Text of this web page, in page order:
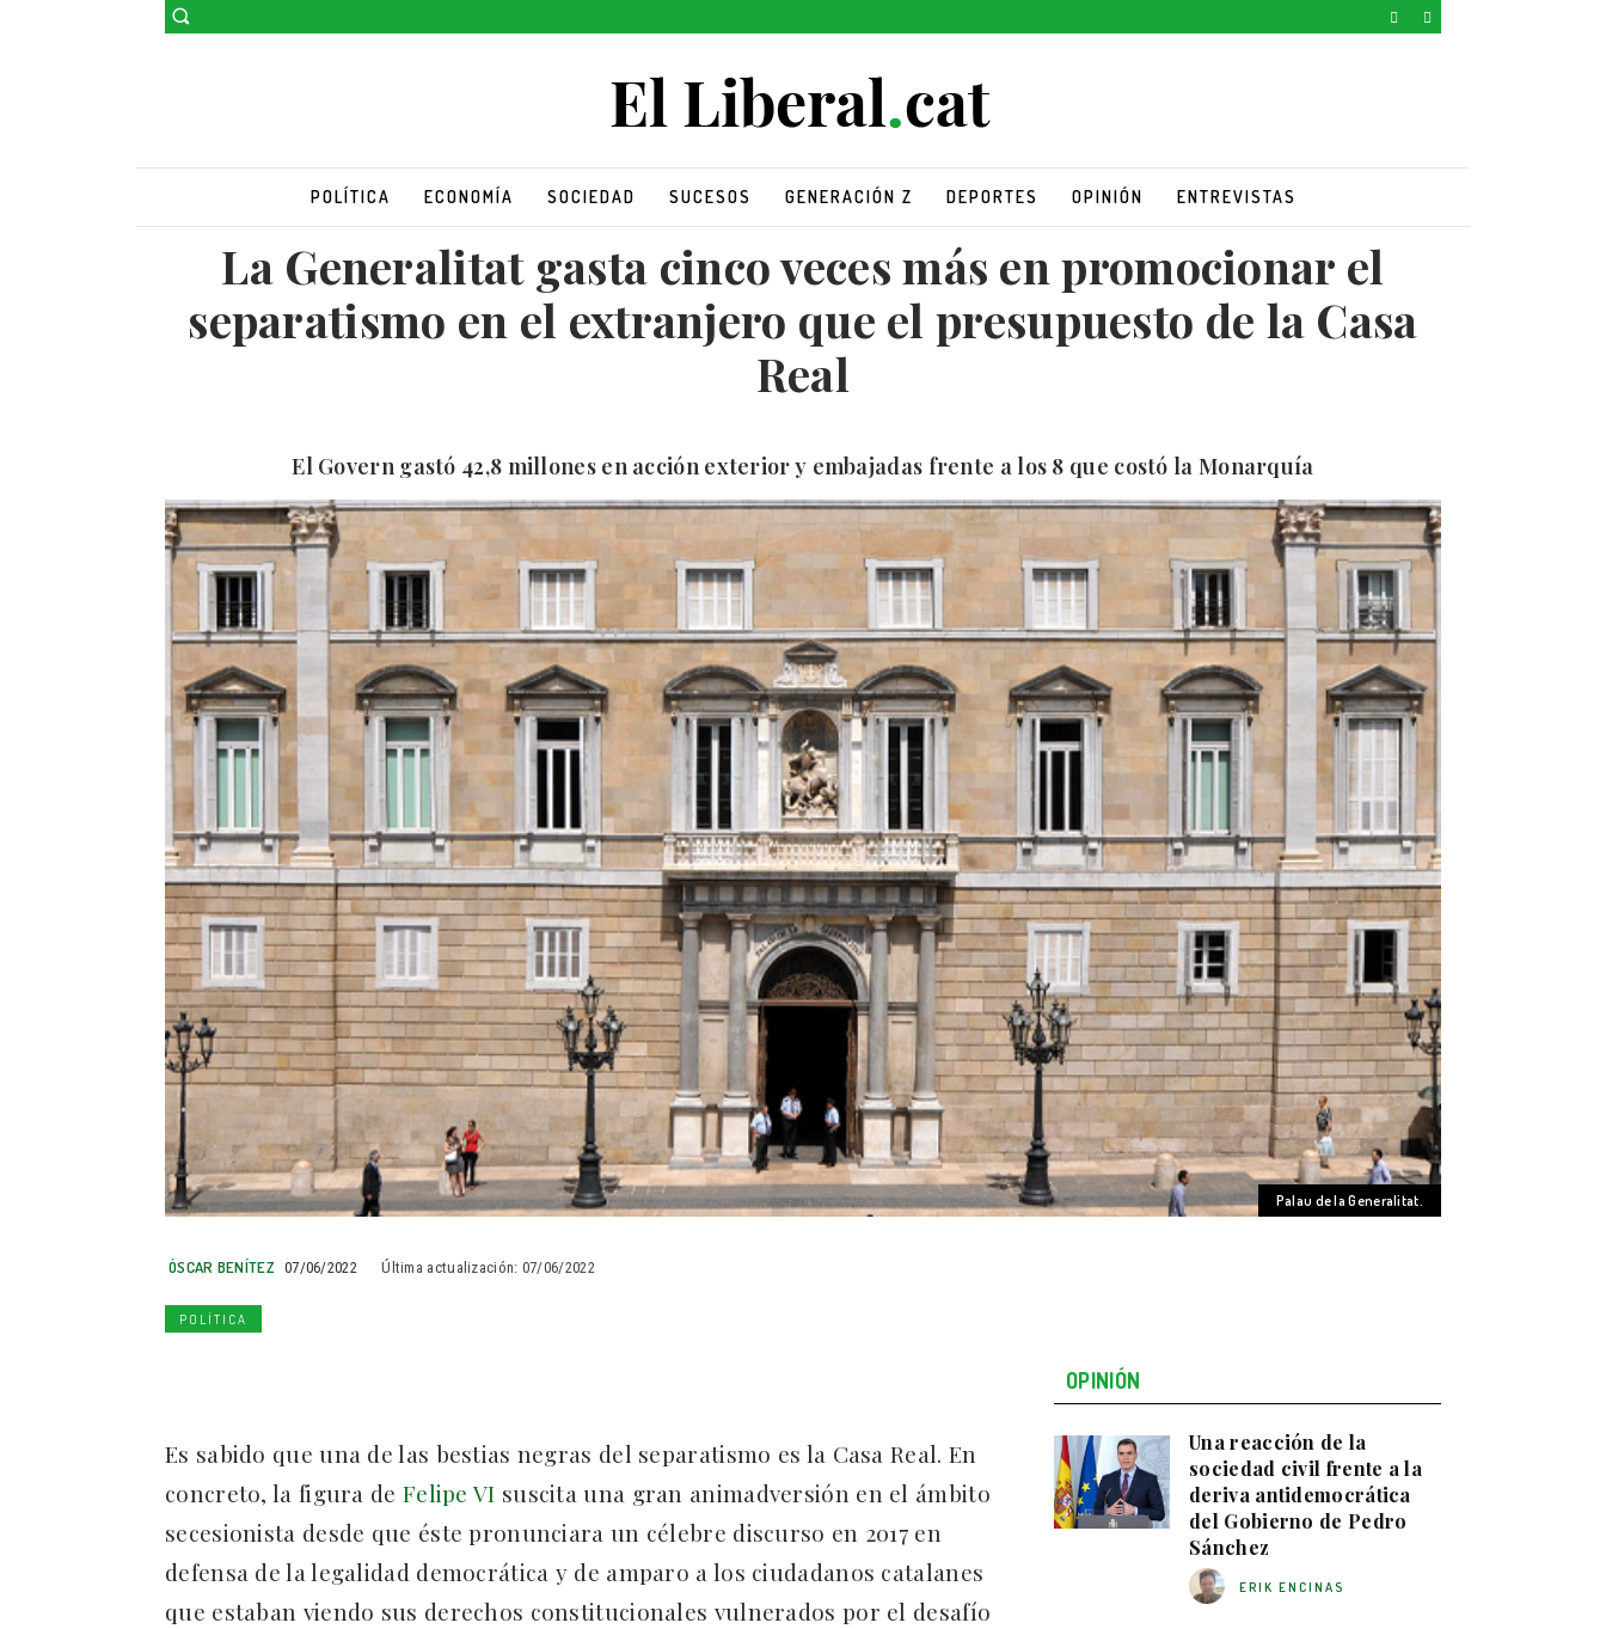
POLÍTICA ECONOMÍA SOCIEDAD SUCESOS GENERACIÓN Z DEPORTES OPINIÓN ENTREVISTAS
La Generalitat gasta cinco veces más en promocionar el
separatismo en el extranjero que el presupuesto de la Casa
Real
El Govern gastó 42,8 millones en acción exterior y embajadas frente a los 8 que costó la Monarquía
Palau de la Generalitat.
ÓSCAR BENÍTEZ 07/06/2022 Última actualización: 07/06/2022
POLÍTICA
Es sabido que una de las bestias negras del separatismo es la Casa Real. En
concreto, la figura de Felipe VI suscita una gran animadversión en el ámbito
secesionista desde que éste pronunciara un célebre discurso en 2017 en
defensa de la legalidad democrática y de amparo a los ciudadanos catalanes
que estaban viendo sus derechos constitucionales vulnerados por el desafío
OPINIÓN
Una reacción de la
sociedad civil frente a la
deriva antidemocrática
del Gobierno de Pedro
Sánchez
ERIK ENCINAS